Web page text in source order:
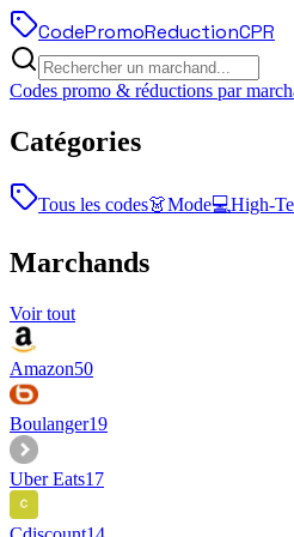
CodePromoReductionCPR
Codes promo & réductions par
Catégories
Tous les codes👗Mode💻High-
Marchands
Voir tout
Amazon50
Boulanger19
Uber Eats17